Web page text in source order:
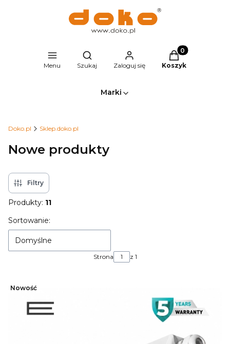
Menu
Otwórz wyszukiwarkę
Szukaj Zaloguj się
Produkty w
Koszyk
Marki
Doko.pl Sklep.doko.pl
Nowe produkty
Filtry
Produkty: 11
Lista produktów
Sortowanie:
Domyślne
Strona z 1
Nowość